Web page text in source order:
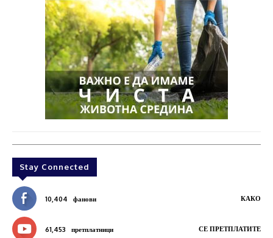
Stay Connected
10,404 фанови КАКО
61,453 претплатници СЕ ПРЕТПЛАТИТЕ